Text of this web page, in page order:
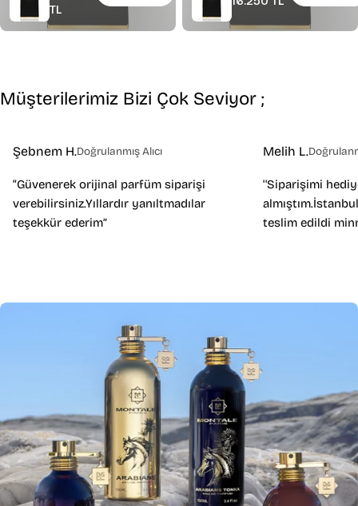
Gemme
Tygar
Erkek
Parfüm
fiyat
TL
Müşterilerimiz Bizi Çok Seviyor ;
Şebnem H.Doğrulanmış Alıcı
“Güvenerek orijinal parfüm siparişi
verebilirsiniz.Yıllardır yanıltmadılar
teşekkür ederim”
Melih L.
''Siparişimi
teslim edildi